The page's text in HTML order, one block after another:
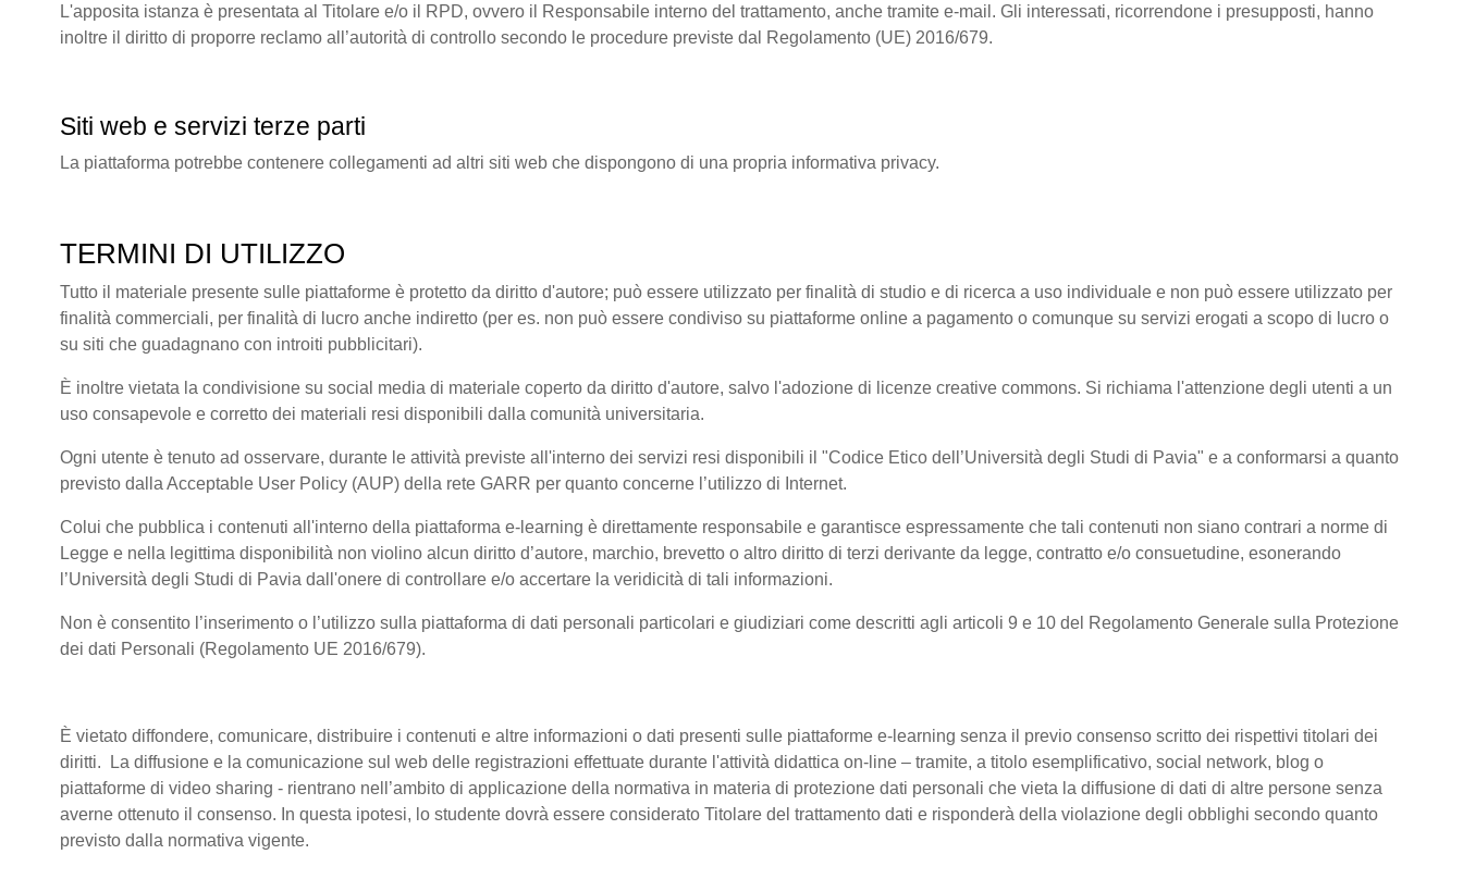
L'apposita istanza è presentata al Titolare e/o il RPD, ovvero il Responsabile interno del trattamento, anche tramite e-mail. Gli interessati, ricorrendone i presupposti, hanno
inoltre il diritto di proporre reclamo all’autorità di controllo secondo le procedure previste dal Regolamento (UE) 2016/679.
Siti web e servizi terze parti
La piattaforma potrebbe contenere collegamenti ad altri siti web che dispongono di una propria informativa privacy.
TERMINI DI UTILIZZO
Tutto il materiale presente sulle piattaforme è protetto da diritto d'autore; può essere utilizzato per finalità di studio e di ricerca a uso individuale e non può essere utilizzato per
finalità commerciali, per finalità di lucro anche indiretto (per es. non può essere condiviso su piattaforme online a pagamento o comunque su servizi erogati a scopo di lucro o
su siti che guadagnano con introiti pubblicitari).
È inoltre vietata la condivisione su social media di materiale coperto da diritto d'autore, salvo l'adozione di licenze creative commons. Si richiama l'attenzione degli utenti a un
uso consapevole e corretto dei materiali resi disponibili dalla comunità universitaria.
Ogni utente è tenuto ad osservare, durante le attività previste all'interno dei servizi resi disponibili il "Codice Etico dell’Università degli Studi di Pavia" e a conformarsi a quanto
previsto dalla Acceptable User Policy (AUP) della rete GARR per quanto concerne l’utilizzo di Internet.
Colui che pubblica i contenuti all'interno della piattaforma e-learning è direttamente responsabile e garantisce espressamente che tali contenuti non siano contrari a norme di
Legge e nella legittima disponibilità non violino alcun diritto d’autore, marchio, brevetto o altro diritto di terzi derivante da legge, contratto e/o consuetudine, esonerando
l’Università degli Studi di Pavia dall'onere di controllare e/o accertare la veridicità di tali informazioni.
Non è consentito l’inserimento o l’utilizzo sulla piattaforma di dati personali particolari e giudiziari come descritti agli articoli 9 e 10 del Regolamento Generale sulla Protezione
dei dati Personali (Regolamento UE 2016/679).
È vietato diffondere, comunicare, distribuire i contenuti e altre informazioni o dati presenti sulle piattaforme e-learning senza il previo consenso scritto dei rispettivi titolari dei
diritti. La diffusione e la comunicazione sul web delle registrazioni effettuate durante l'attività didattica on-line – tramite, a titolo esemplificativo, social network, blog o
piattaforme di video sharing - rientrano nell’ambito di applicazione della normativa in materia di protezione dati personali che vieta la diffusione di dati di altre persone senza
averne ottenuto il consenso. In questa ipotesi, lo studente dovrà essere considerato Titolare del trattamento dati e risponderà della violazione degli obblighi secondo quanto
previsto dalla normativa vigente.